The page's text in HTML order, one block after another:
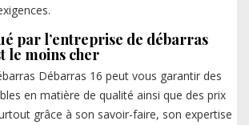
par l’entreprise de débarras
le moins cher
Débarras 16 peut vous garantir des
en matière de qualité ainsi que des prix
grâce à son savoir-faire, son expertise